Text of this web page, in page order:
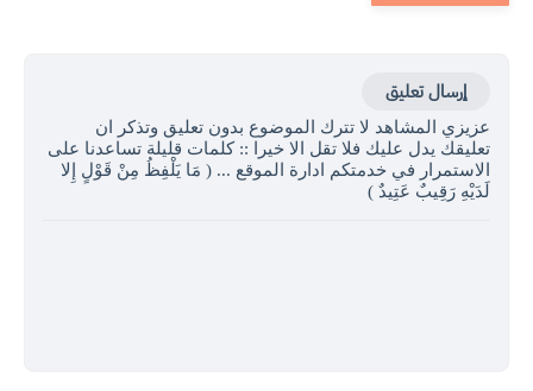
إرسال تعليق
عزيزي المشاهد لا تترك الموضوع بدون تعليق وتذكر ان
تعليقك يدل عليك فلا تقل الا خيرا :: كلمات قليلة تساعدنا على
الاستمرار في خدمتكم ادارة الموقع ... ( مَا يَلْفِظُ مِنْ قَوْلٍ إِلا
لَدَيْهِ رَقِيبٌ عَتِيدٌ )